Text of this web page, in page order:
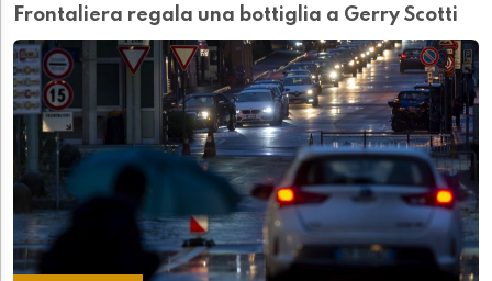
Frontaliera regala una bottiglia a Gerry Scotti